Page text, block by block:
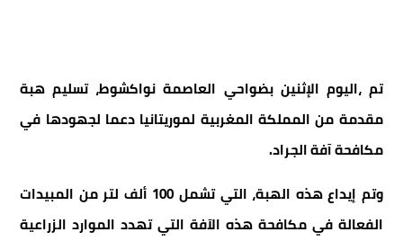
تم ،اليوم الإثنين بضواحي العاصمة نواكشوط، تسليم هبة
مقدمة من المملكة المغربية لموريتانيا دعما لجهودها في
مكافحة آفة الجراد.
وتم إيداع هذه الهبة، التي تشمل 100 ألف لتر من المبيدات
الفعالة في مكافحة هذه الآفة التي تهدد الموارد الزراعية